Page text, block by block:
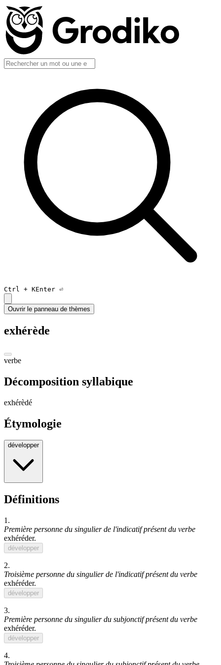
Ctrl + KEnter ⏎
Ouvrir le panneau de thèmes
exhérède
verbe
Décomposition syllabique
exhérèdé
Étymologie
développer
Définitions
1.
Première personne du singulier de l'indicatif présent du verbe
exhéréder.
développer
2.
Troisième personne du singulier de l'indicatif présent du verbe
exhéréder.
développer
3.
Première personne du singulier du subjonctif présent du verbe
exhéréder.
développer
4.